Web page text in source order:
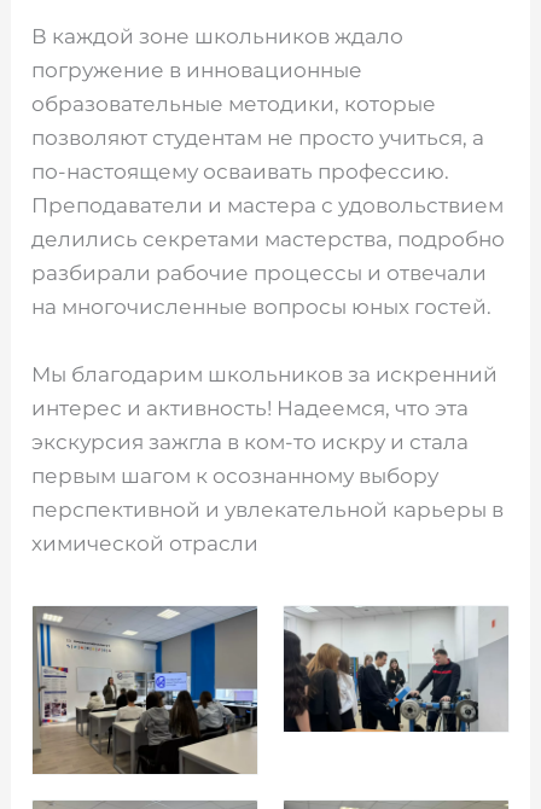
В каждой зоне школьников ждало
погружение в инновационные
образовательные методики, которые
позволяют студентам не просто учиться, а
по-настоящему осваивать профессию.
Преподаватели и мастера с удовольствием
делились секретами мастерства, подробно
разбирали рабочие процессы и отвечали
на многочисленные вопросы юных гостей.
Мы благодарим школьников за искренний
интерес и активность! Надеемся, что эта
экскурсия зажгла в ком-то искру и стала
первым шагом к осознанному выбору
перспективной и увлекательной карьеры в
химической отрасли